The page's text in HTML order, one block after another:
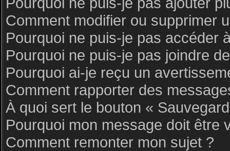
Comment modifier ou supprimer
Pourquoi ne puis-je pas accéder
Pourquoi ne puis-je pas joindre
Pourquoi ai-je reçu un
Comment rapporter des
À quoi sert le bouton «
Pourquoi mon message doit être
Comment remonter mon sujet ?